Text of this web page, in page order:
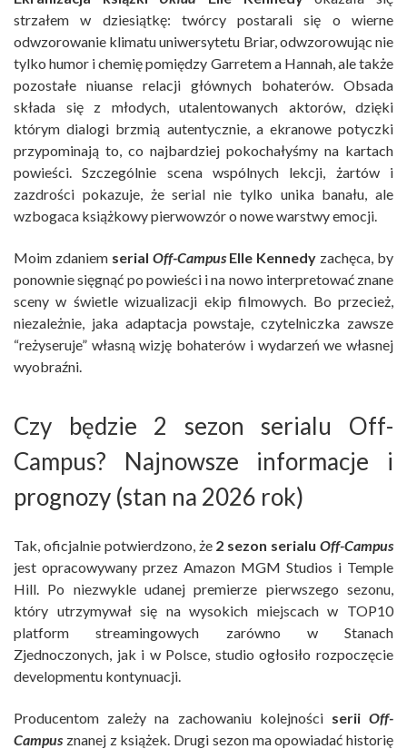
strzałem w dziesiątkę: twórcy postarali się o wierne
odwzorowanie klimatu uniwersytetu Briar, odwzorowując nie
tylko humor i chemię pomiędzy Garretem a Hannah, ale także
pozostałe niuanse relacji głównych bohaterów. Obsada
składa się z młodych, utalentowanych aktorów, dzięki
którym dialogi brzmią autentycznie, a ekranowe potyczki
przypominają to, co najbardziej pokochałyśmy na kartach
powieści. Szczególnie scena wspólnych lekcji, żartów i
zazdrości pokazuje, że serial nie tylko unika banału, ale
wzbogaca książkowy pierwowzór o nowe warstwy emocji.
Moim zdaniem serial Off-CampusElle Kennedy zachęca, by
ponownie sięgnąć po powieści i na nowo interpretować znane
sceny w świetle wizualizacji ekip filmowych. Bo przecież,
niezależnie, jaka adaptacja powstaje, czytelniczka zawsze
“reżyseruje” własną wizję bohaterów i wydarzeń we własnej
wyobraźni.
Czy będzie 2 sezon serialu Off-
Campus? Najnowsze informacje i
prognozy (stan na 2026 rok)
Tak, oficjalnie potwierdzono, że 2 sezon serialuOff-Campus
jest opracowywany przez Amazon MGM Studios i Temple
Hill. Po niezwykle udanej premierze pierwszego sezonu,
który utrzymywał się na wysokich miejscach w TOP10
platform streamingowych zarówno w Stanach
Zjednoczonych, jak i w Polsce, studio ogłosiło rozpoczęcie
developmentu kontynuacji.
Producentom zależy na zachowaniu kolejności seriiOff-
Campus znanej z książek. Drugi sezon ma opowiadać historię